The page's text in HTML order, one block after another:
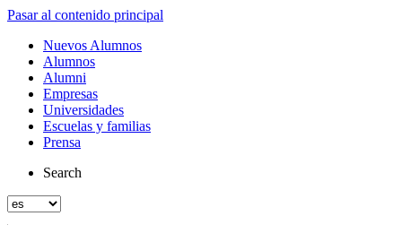
Pasar al contenido principal
Nuevos Alumnos
Alumnos
Alumni
Empresas
Universidades
Escuelas y familias
Prensa
Search